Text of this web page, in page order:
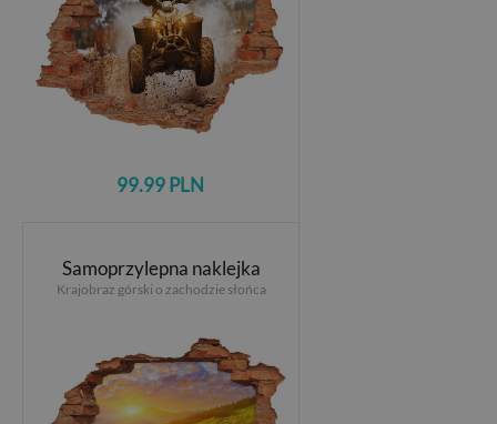
99.99 PLN
Samoprzylepna naklejka
Krajobraz górski o zachodzie słońca